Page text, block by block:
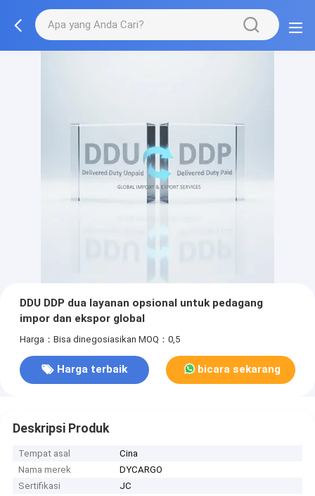
DDU DDP dua layanan opsional untuk pedagang
impor dan ekspor global
Harga：Bisa dinegosiasikan MOQ：0,5
Harga terbaik bicara sekarang
Deskripsi Produk
Tempat asal
Cina
Nama merek
DYCARGO
Sertifikasi
JC